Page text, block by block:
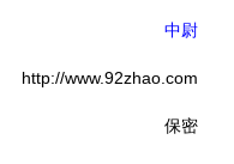
中尉
http://www.92zhao.com
保密